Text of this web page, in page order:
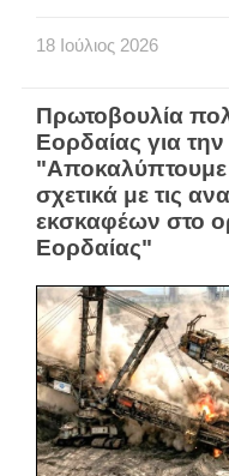
18 Ιούλιος 2026
Πρωτοβουλία
Εορδαίας για
σχετικά με τις
εκσκαφέων στο
Εορδαίας"